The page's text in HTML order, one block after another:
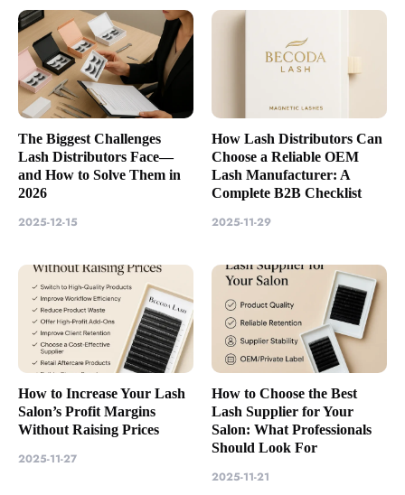
The Biggest Challenges
Lash Distributors Face—
and How to Solve Them in
2026
2025-12-15
How Lash Distributors Can
Choose a Reliable OEM
Lash Manufacturer: A
Complete B2B Checklist
2025-11-29
How to Increase Your Lash
Salon’s Profit Margins
Without Raising Prices
2025-11-27
How to Choose the Best
Lash Supplier for Your
Salon: What Professionals
Should Look For
2025-11-21